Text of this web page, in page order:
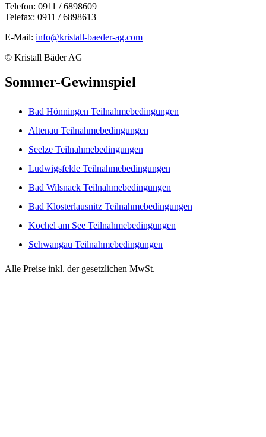
Telefon: 0911 / 6898609
Telefax: 0911 / 6898613
E-Mail: info@kristall-baeder-ag.com
© Kristall Bäder AG
Sommer-Gewinnspiel
Bad Hönningen Teilnahmebedingungen
Altenau Teilnahmebedingungen
Seelze Teilnahmebedingungen
Ludwigsfelde Teilnahmebedingungen
Bad Wilsnack Teilnahmebedingungen
Bad Klosterlausnitz Teilnahmebedingungen
Kochel am See Teilnahmebedingungen
Schwangau Teilnahmebedingungen
Alle Preise inkl. der gesetzlichen MwSt.